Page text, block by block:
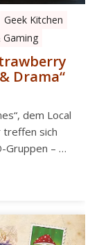
Geek Kitchen
Gaming
Drama“
dem Local
treffen sich
Gruppen – …